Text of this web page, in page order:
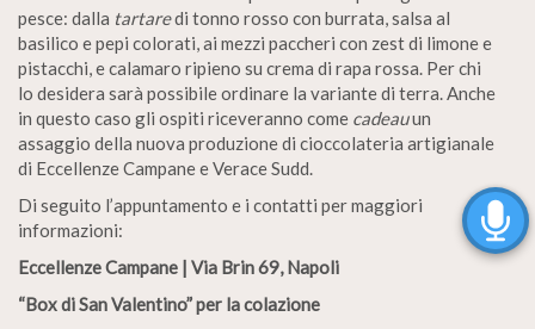
pesce: dalla tartaredi tonno rosso con burrata, salsa al
basilico e pepi colorati, ai mezzi paccheri con zest di limone e
pistacchi, e calamaro ripieno su crema di rapa rossa. Per chi
lo desidera sarà possibile ordinare la variante di terra. Anche
in questo caso gli ospiti riceveranno come cadeauun
assaggio della nuova produzione di cioccolateria artigianale
di Eccellenze Campane e Verace Sudd.
Di seguito l’appuntamento e i contatti per maggiori
informazioni:
Eccellenze Campane | Via Brin 69, Napoli
“Box di San Valentino” per la colazione